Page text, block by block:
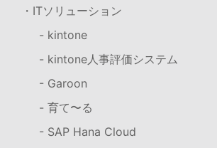
・ITソリューション
- kintone
- kintone人事評価システム
- Garoon
- 育て〜る
- SAP Hana Cloud